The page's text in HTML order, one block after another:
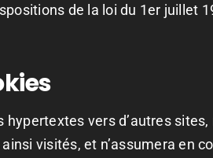
de la loi du 1er juillet
vers d’autres
visités, et n’assumera en